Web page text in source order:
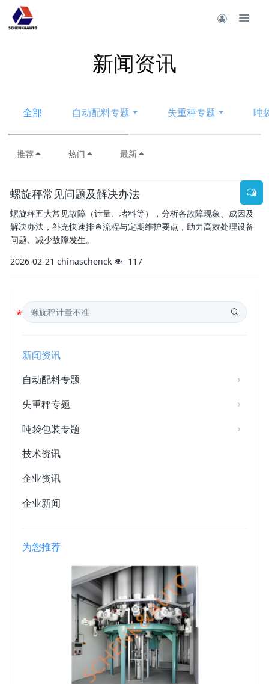
新闻资讯
全部 自动配料专题 失重秤专题 吨
推荐 热门 最新
螺旋秤常见问题及解决办法
螺旋秤五大常见故障（计量、堵料等），分析各故障现象、成因及
解决办法，补充快速排查流程与定期维护要点，助力高效处理设备
问题、减少故障发生。
2026-02-21 chinaschenck 117
新闻资讯
自动配料专题
失重秤专题
吨袋包装专题
技术资讯
企业资讯
企业新闻
为您推荐